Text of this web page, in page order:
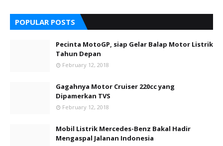
POPULAR POSTS
Pecinta MotoGP, siap Gelar Balap Motor Listrik
Tahun Depan
February 12, 2018
Gagahnya Motor Cruiser 220cc yang
Dipamerkan TVS
February 12, 2018
Mobil Listrik Mercedes-Benz Bakal Hadir
Mengaspal Jalanan Indonesia